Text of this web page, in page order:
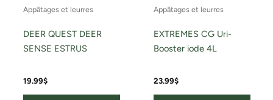
Appâtages et leurres
DEER QUEST DEER
SENSE ESTRUS
19.99$
Appâtages et leurres
EXTREMES CG Uri-
Booster iode 4L
23.99$